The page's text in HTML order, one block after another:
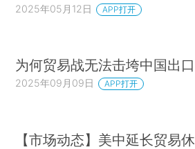
2025年05月12日 APP打开
为何贸易战无法击垮中国出口
2025年09月09日 APP打开
【市场动态】美中延长贸易休